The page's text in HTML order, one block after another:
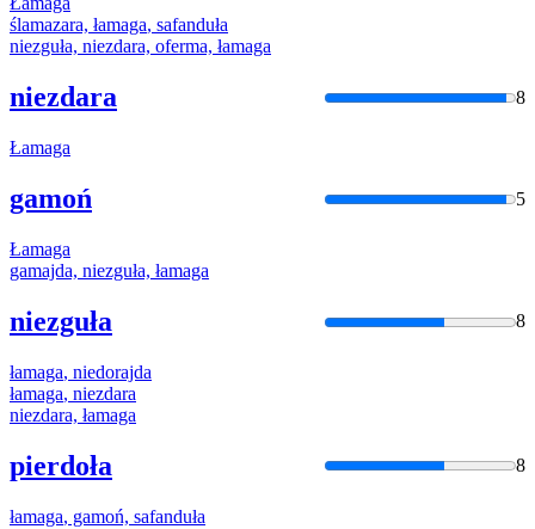
ślamazara, łamaga, safanduła
niezguła, niezdara, oferma, łamaga
niezdara 8
Łamaga
gamoń 5
Łamaga
gamajda, niezguła, łamaga
niezguła 8
łamaga, niedorajda
łamaga, niezdara
niezdara, łamaga
pierdoła 8
łamaga, gamoń, safanduła